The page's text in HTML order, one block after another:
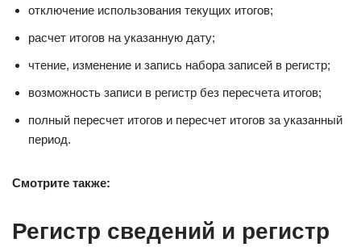
отключение использования текущих итогов;
расчет итогов на указанную дату;
чтение, изменение и запись набора записей в регистр;
возможность записи в регистр без пересчета итогов;
полный пересчет итогов и пересчет итогов за указанный
период.
Смотрите также:
Регистр сведений и регистр